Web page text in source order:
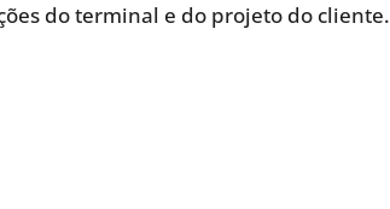
do terminal e do projeto do cliente.